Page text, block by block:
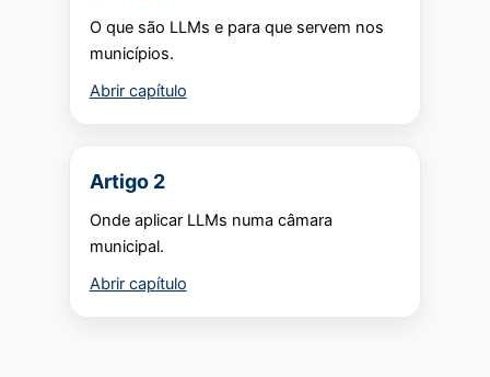
O que são LLMs e para que servem nos
municípios.
Abrir capítulo
Artigo 2
Onde aplicar LLMs numa câmara
municipal.
Abrir capítulo